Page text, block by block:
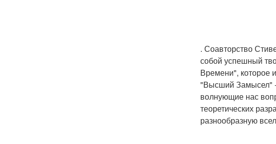
. Соавторство
собой успешный
Времени", которое
"Высший Замысел" -
волнующие нас
теоретических
разнообразную